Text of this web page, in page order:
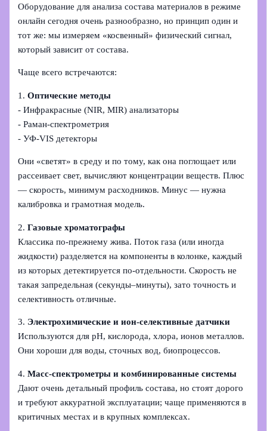
Оборудование для анализа состава материалов в режиме
онлайн сегодня очень разнообразно, но принцип один и
тот же: мы измеряем «косвенный» физический сигнал,
который зависит от состава.
Чаще всего встречаются:
1.Оптические методы
- Инфракрасные (NIR, MIR) анализаторы
- Раман‑спектрометрия
- УФ‑VIS детекторы
Они «светят» в среду и по тому, как она поглощает или
рассеивает свет, вычисляют концентрации веществ. Плюс
— скорость, минимум расходников. Минус — нужна
калибровка и грамотная модель.
2.Газовые хроматографы
Классика по‑прежнему жива. Поток газа (или иногда
жидкости) разделяется на компоненты в колонке, каждый
из которых детектируется по‑отдельности. Скорость не
такая запредельная (секунды–минуты), зато точность и
селективность отличные.
3. Электрохимические и ион-селективные датчики
Используются для pH, кислорода, хлора, ионов металлов.
Они хороши для воды, сточных вод, биопроцессов.
4.Масс‑спектрометры и комбинированные системы
Дают очень детальный профиль состава, но стоят дорого
и требуют аккуратной эксплуатации; чаще применяются в
критичных местах и в крупных комплексах.